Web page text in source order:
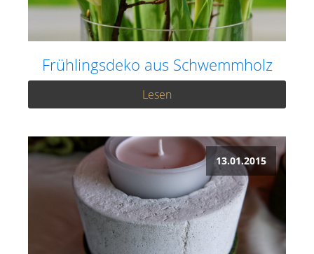
Frühlingsdeko aus Schwemmholz
Lesen
13.01.2015